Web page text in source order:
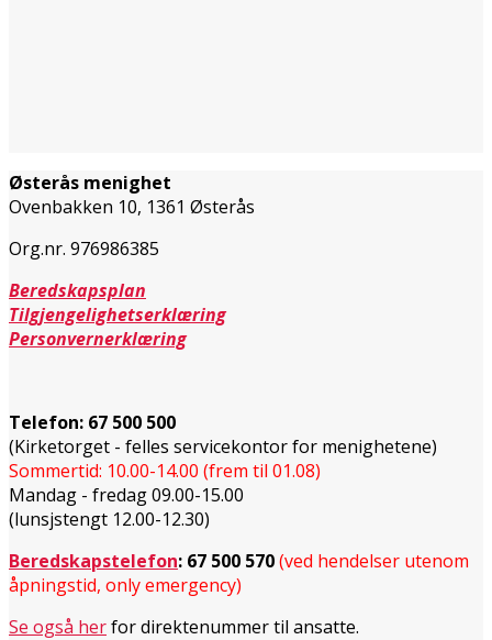
Østerås menighet
Ovenbakken 10, 1361 Østerås
Org.nr. 976986385
Beredskapsplan
Tilgjengelighetserklæring
Personvernerklæring
Telefon: 67 500 500
(Kirketorget - felles servicekontor for menighetene)
Sommertid: 10.00-14.00 (frem til 01.08)
Mandag - fredag 09.00-15.00
(lunsjstengt 12.00-12.30)
Beredskapstelefon: 67 500 570(ved hendelser utenom
åpningstid, only emergency)
Se også herfor direktenummer til ansatte.